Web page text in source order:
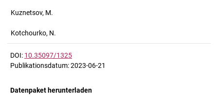
Kuznetsov, M.
Kotchourko, N.
DOI: 10.35097/1325
Publikationsdatum: 2023-06-21
Datenpaket herunterladen